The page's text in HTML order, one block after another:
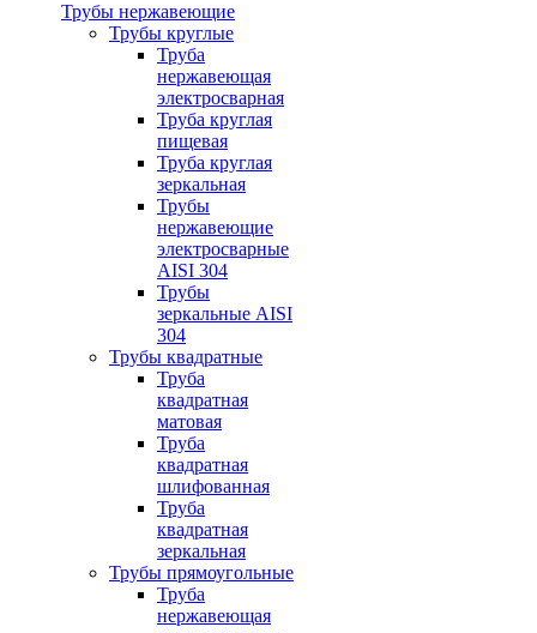
Трубы нержавеющие
Трубы круглые
Труба
нержавеющая
электросварная
Труба круглая
пищевая
Труба круглая
зеркальная
Трубы
нержавеющие
электросварные
AISI 304
Трубы
зеркальные AISI
304
Трубы квадратные
Труба
квадратная
матовая
Труба
квадратная
шлифованная
Труба
квадратная
зеркальная
Трубы прямоугольные
Труба
нержавеющая